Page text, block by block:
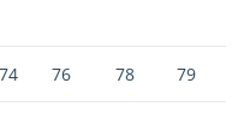
74 76 78 79